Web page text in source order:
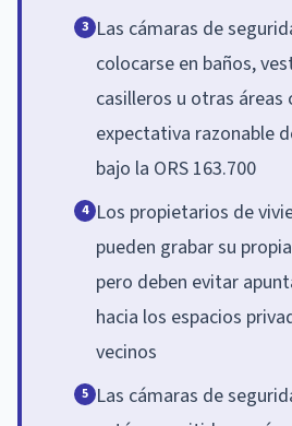
3 Las cámaras de
colocarse en baños,
casilleros u otras áreas
expectativa razonable
bajo la ORS 163.700
4 Los propietarios de
pueden grabar su
pero deben evitar
hacia los espacios
vecinos
5 Las cámaras de